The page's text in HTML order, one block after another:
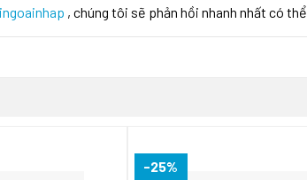
, chúng tôi sẽ phản hồi nhanh nhất có thể.
-25%